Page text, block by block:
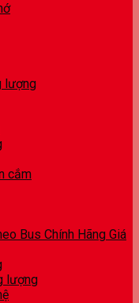
lượng
cắm
Bus Chính Hãng Giá
lượng